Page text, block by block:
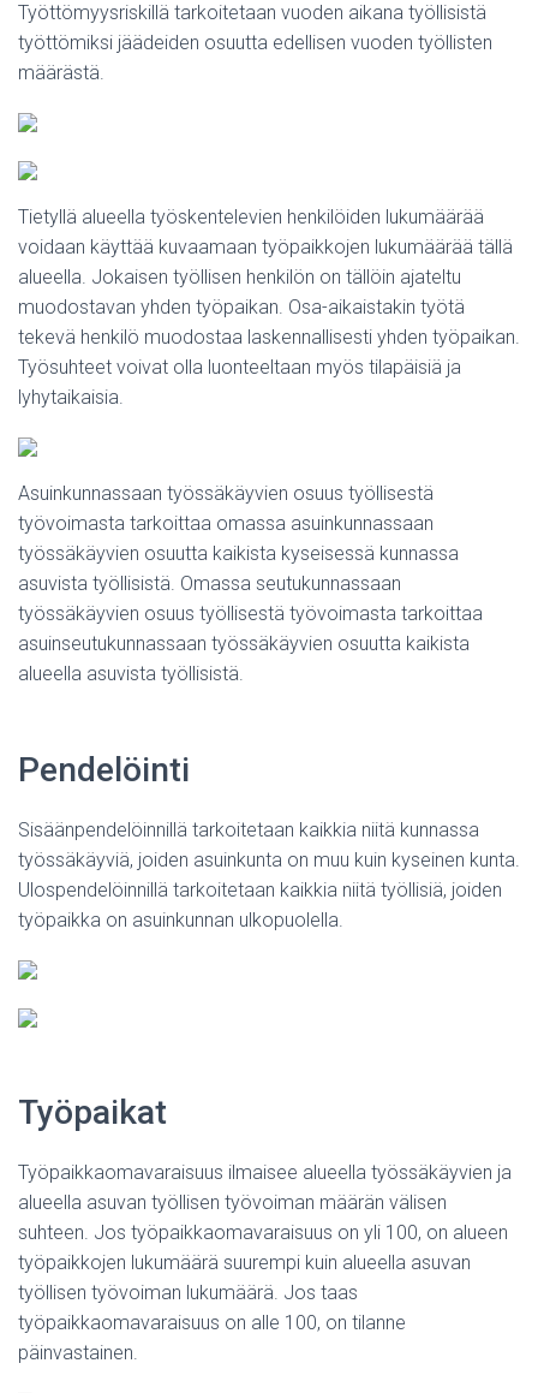
Työttömyysriskillä tarkoitetaan vuoden aikana työllisistä
työttömiksi jäädeiden osuutta edellisen vuoden työllisten
määrästä.
Tietyllä alueella työskentelevien henkilöiden lukumäärää
voidaan käyttää kuvaamaan työpaikkojen lukumäärää tällä
alueella. Jokaisen työllisen henkilön on tällöin ajateltu
muodostavan yhden työpaikan. Osa-aikaistakin työtä
tekevä henkilö muodostaa laskennallisesti yhden työpaikan.
Työsuhteet voivat olla luonteeltaan myös tilapäisiä ja
lyhytaikaisia.
Asuinkunnassaan työssäkäyvien osuus työllisestä
työvoimasta tarkoittaa omassa asuinkunnassaan
työssäkäyvien osuutta kaikista kyseisessä kunnassa
asuvista työllisistä. Omassa seutukunnassaan
työssäkäyvien osuus työllisestä työvoimasta tarkoittaa
asuinseutukunnassaan työssäkäyvien osuutta kaikista
alueella asuvista työllisistä.
Pendelöinti
Sisäänpendelöinnillä tarkoitetaan kaikkia niitä kunnassa
työssäkäyviä, joiden asuinkunta on muu kuin kyseinen kunta.
Ulospendelöinnillä tarkoitetaan kaikkia niitä työllisiä, joiden
työpaikka on asuinkunnan ulkopuolella.
Työpaikat
Työpaikkaomavaraisuus ilmaisee alueella työssäkäyvien ja
alueella asuvan työllisen työvoiman määrän välisen
suhteen. Jos työpaikkaomavaraisuus on yli 100, on alueen
työpaikkojen lukumäärä suurempi kuin alueella asuvan
työllisen työvoiman lukumäärä. Jos taas
työpaikkaomavaraisuus on alle 100, on tilanne
päinvastainen.